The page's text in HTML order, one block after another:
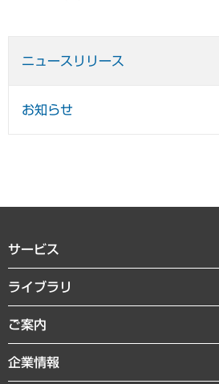
ニュースリリース
お知らせ
サービス
経営戦略
組織・人事戦略
デジタルイノベーション
ライブラリ
経済調査
レポート
コラム
ご案内
セミナー・イベント情報
MUFGビジネスセミナー
企業情報